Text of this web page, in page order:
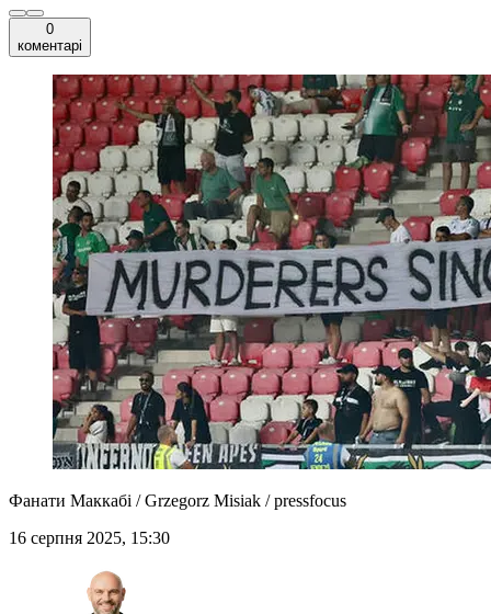
0
коментарі
Фанати Маккабі / Grzegorz Misiak / pressfocus
16 серпня 2025, 15:30